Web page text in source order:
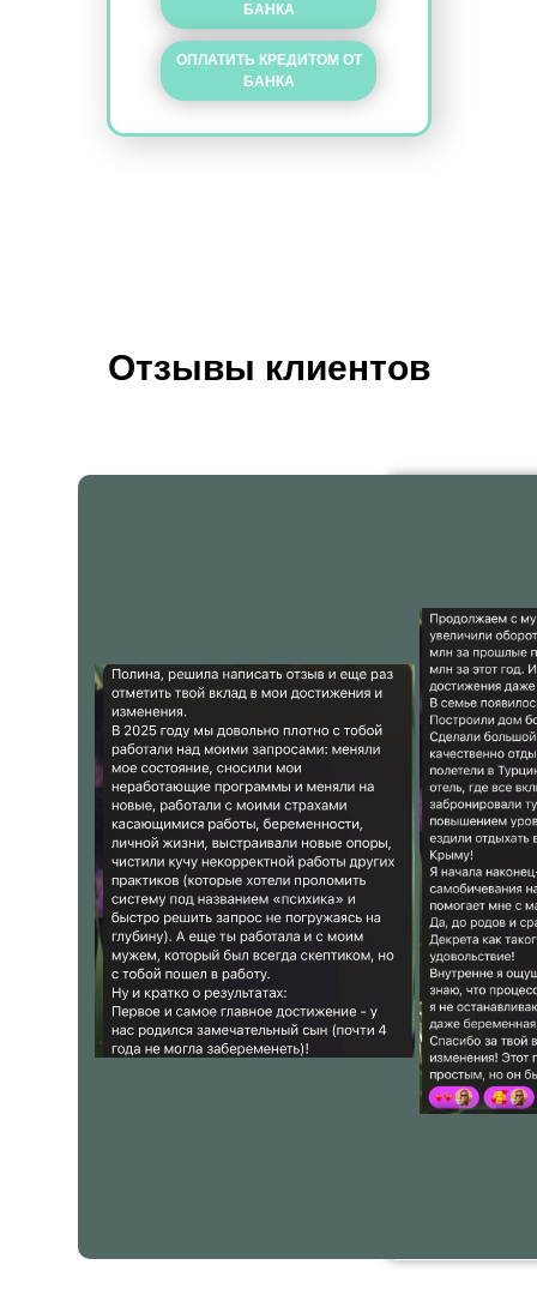
БАНКА
ОПЛАТИТЬ КРЕДИТОМ ОТ
БАНКА
Отзывы клиентов